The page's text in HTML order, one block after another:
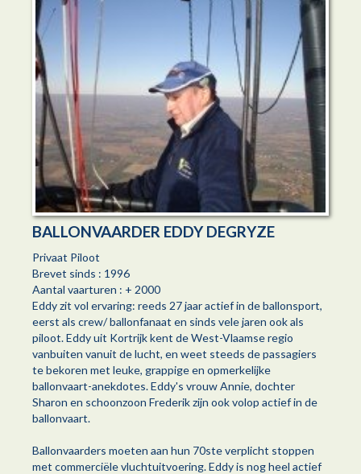
BALLONVAARDER EDDY DEGRYZE
Privaat Piloot
Brevet sinds : 1996
Aantal vaarturen : + 2000
Eddy zit vol ervaring: reeds 27 jaar actief in de ballonsport,
eerst als crew/ ballonfanaat en sinds vele jaren ook als
piloot. Eddy uit Kortrijk kent de West-Vlaamse regio
vanbuiten vanuit de lucht, en weet steeds de passagiers
te bekoren met leuke, grappige en opmerkelijke
ballonvaart-anekdotes. Eddy's vrouw Annie, dochter
Sharon en schoonzoon Frederik zijn ook volop actief in de
ballonvaart.
Ballonvaarders moeten aan hun 70ste verplicht stoppen
met commerciële vluchtuitvoering. Eddy is nog heel actief